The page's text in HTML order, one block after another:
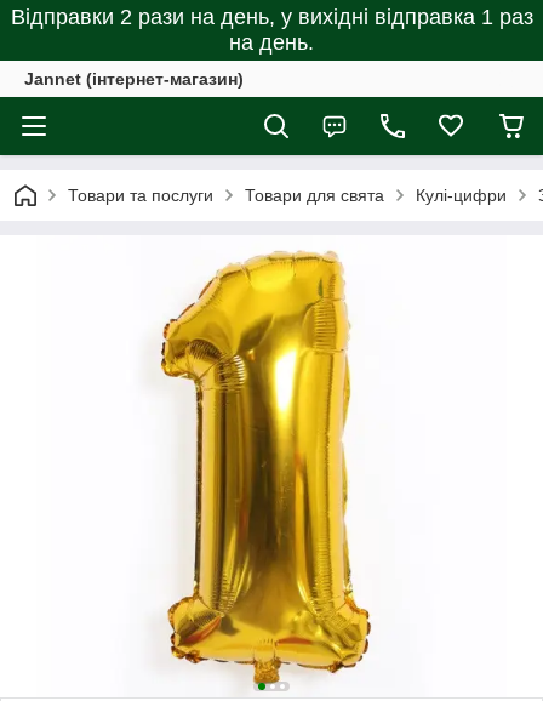
Відправки 2 рази на день, у вихідні відправка 1 раз
на день.
Jannet (інтернет-магазин)
Товари та послуги Товари для свята Кулі-цифри